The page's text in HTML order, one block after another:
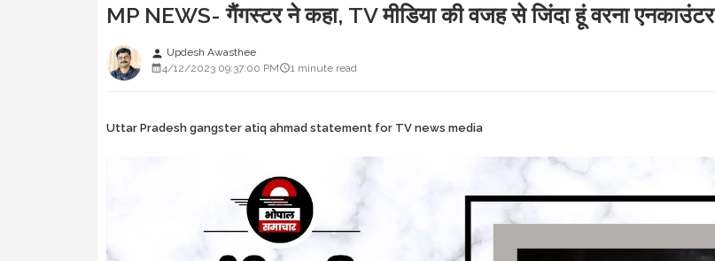
MP NEWS- गैंगस्टर ने कहा, TV मीडिया की वजह से जिंदा हूं वरना
person Updesh Awasthee
4/12/2023 09:37:00 PM
1 minute read
Uttar Pradesh gangster atiq ahmad statement for TV news media